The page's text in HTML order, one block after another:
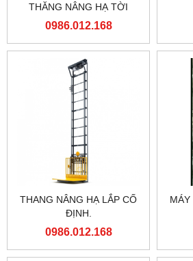
THĂNG NÂNG HẠ TỜI
HÀNG
0986.012.168
THANG NÂNG HẠ LẮP CỐ
ĐỊNH.
0986.012.168
MÁY